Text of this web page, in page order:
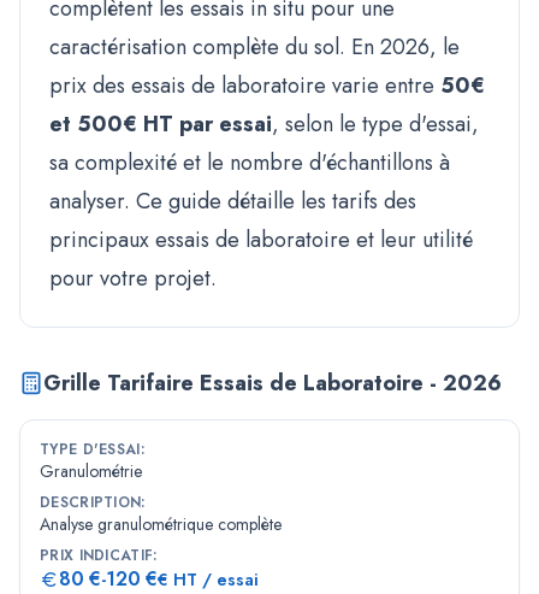
complètent les essais in situ pour une
caractérisation complète du sol. En 2026, le
prix des essais de laboratoire varie entre 50€
et 500€ HT par essai, selon le type d'essai,
sa complexité et le nombre d'échantillons à
analyser. Ce guide détaille les tarifs des
principaux essais de laboratoire et leur utilité
pour votre projet.
Grille Tarifaire Essais de Laboratoire - 2026
TYPE D'ESSAI:
Granulométrie
DESCRIPTION:
Analyse granulométrique complète
PRIX INDICATIF:
80 €-120 €€ HT / essai